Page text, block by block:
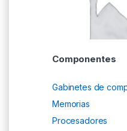
Componentes
Gabinetes de
Memorias
Procesadores